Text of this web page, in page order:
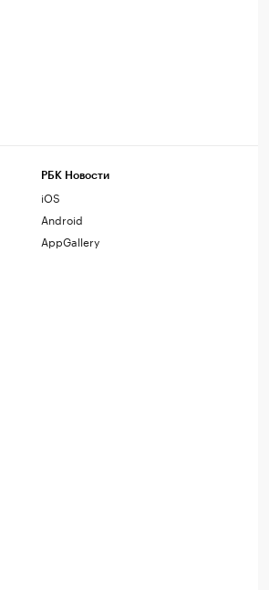
РБК Новости
iOS
Android
AppGallery